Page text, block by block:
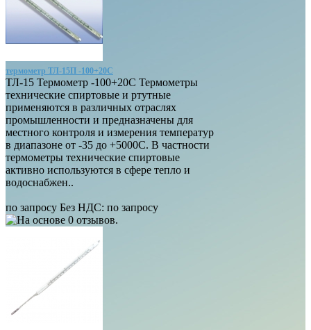
термометр ТЛ-15П -100+20С
ТЛ-15 Термометр -100+20С Термометры
технические спиртовые и ртутные
применяются в различных отраслях
промышленности и предназначены для
местного контроля и измерения температур
в диапазоне от -35 до +5000С. В частности
термометры технические спиртовые
активно используются в сфере тепло и
водоснабжен..
по запросу Без НДС: по запросу